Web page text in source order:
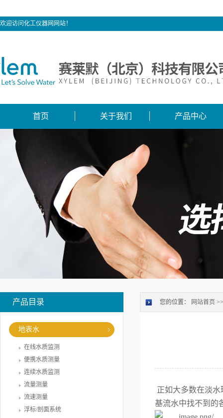
欢迎访问化工仪器网网站！
首页 关于我们 产品中心
产品目录
地表水
在线水质监测
便携水质测量
连续水质监测
流量测量
流速测量
浮标/剖面系统
您的位置： 网站首页
正如大多数在淡
基流水中找不到的